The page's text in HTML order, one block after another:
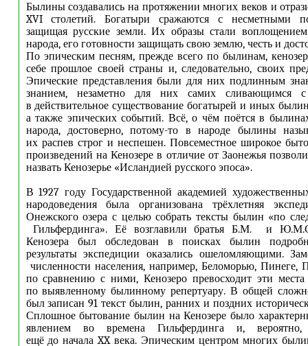
Былины создавались на протяжении многих веков и
XVI столетий. Богатыри сражаются с несметными
защищая русские земли. Их образы стали
народа, его готовности защищать свою землю, честь и
По эпическим песням, прежде всего по былинам,
себе прошлое своей страны и, следовательно, своих
Эпические представления были для них подлинным
знанием, незаметно для них самих сливающимся
в действительное существование богатырей и иных
а также эпических событий. Всё, о чём поётся в
народа, достоверно, потому-то в народе былины
их распев строг и неспешен. Повсеместное широкое
произведений на Кенозере в отличие от Заонежья
назвать Кенозерье «Исландией русского эпоса».
В 1927 году Государственной академией
народоведения была организована трёхлетняя
Онежского озера с целью собрать тексты былин «по
Гильфердинга». Её возглавили братья Б.М. и
Кенозера был обследован в поисках былин
результаты экспедиции оказались ошеломляющими.
численности населения, например, Беломорью, Пинеге,
по сравнению с ними, Кенозеро превосходит эти места
по выявленному былинному репертуару. В общей
был записан 91 текст былин, ранних и поздних
Сплошное бытование былин на Кенозере было
явлением во времена Гильфердинга и, вероятно,
ещё до начала XX века. Эпическим центром многих